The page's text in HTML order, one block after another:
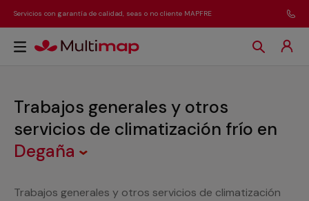
Servicios con garantía de calidad, seas o no cliente MAPFRE
Trabajos generales y otros
servicios de climatización frío en
Degaña
Trabajos generales y otros servicios de climatización